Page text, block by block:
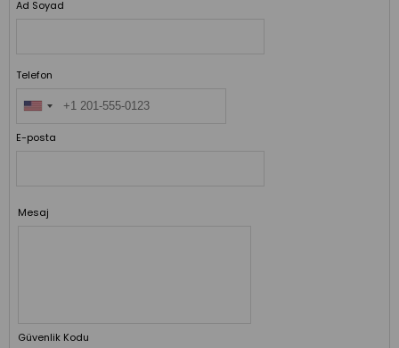
Ad Soyad
Telefon
E-posta
Mesaj
Güvenlik Kodu